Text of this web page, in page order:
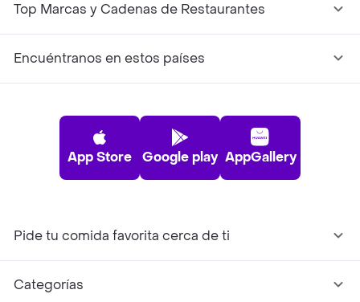
Top Marcas y Cadenas de Restaurantes
Encuéntranos en estos países
App Store Google play AppGallery
Pide tu comida favorita cerca de ti
Categorías